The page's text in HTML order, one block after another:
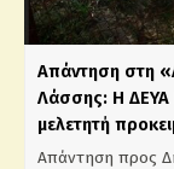
Απάντηση στη
Λάσσης: Η ΔΕΥΑ
μελετητή
Απάντηση προς